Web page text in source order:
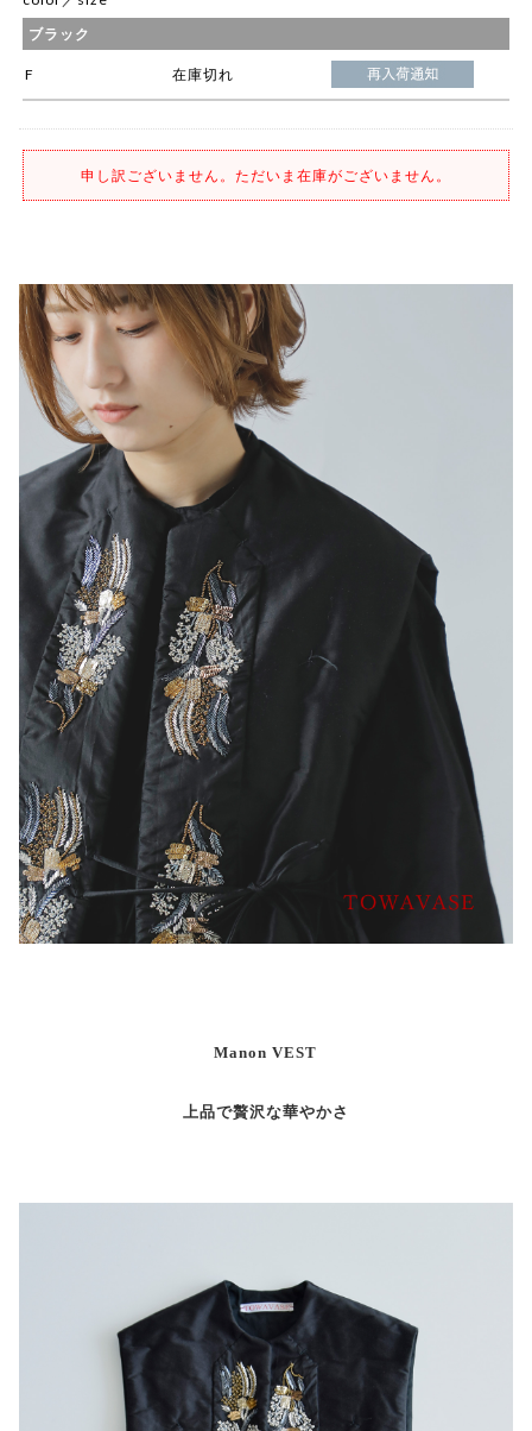
ブラック
F 在庫切れ
申し訳ございません。ただいま在庫がございません。
Manon VEST
上品で贅沢な華やかさ